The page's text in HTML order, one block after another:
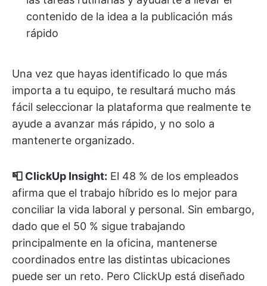
contenido de la idea a la publicación más
rápido
Una vez que hayas identificado lo que más
importa a tu equipo, te resultará mucho más
fácil seleccionar la plataforma que realmente te
ayude a avanzar más rápido, y no solo a
mantenerte organizado.
📮 ClickUp Insight: El 48 % de los empleados
afirma que el trabajo híbrido es lo mejor para
conciliar la vida laboral y personal. Sin embargo,
dado que el 50 % sigue trabajando
principalmente en la oficina, mantenerse
coordinados entre las distintas ubicaciones
puede ser un reto. Pero ClickUp está diseñado